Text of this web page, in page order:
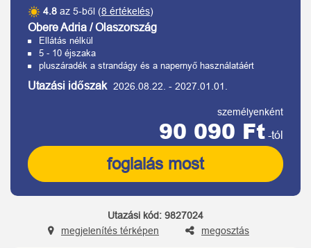
4.8 az 5-ből (8 értékelés)
Obere Adria / Olaszország
Ellátás nélkül
5 - 10 éjszaka
pluszáradék a strandágy és a napernyő használatáért
Utazási időszak 2026.08.22. - 2027.01.01.
személyenként
90 090 Ft -tól
foglalás most
Utazási kód: 9827024
megjelenítés térképen
megosztás